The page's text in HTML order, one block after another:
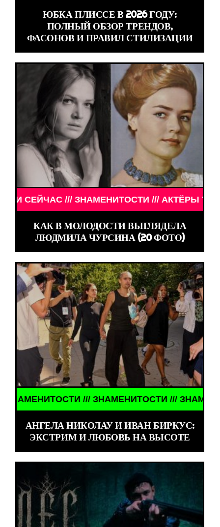
ЮБКА ПЛИССЕ В 2026 ГОДУ:
ПОЛНЫЙ ОБЗОР ТРЕНДОВ,
ФАСОНОВ И ПРАВИЛ СТИЛИЗАЦИИ
/// АКТЁРЫ ТОГДА И СЕЙЧАС ///
КАК В МОЛОДОСТИ ВЫГЛЯДЕЛА
ЛЮДМИЛА ЧУРСИНА (20 ФОТО)
/// ЗНАМЕНИТОСТИ /// ЗНАМЕНИТОСТИ
АНГЕЛА НИКОЛАУ И ИВАН БИРКУС:
ЭКСТРИМ И ЛЮБОВЬ НА ВЫСОТЕ